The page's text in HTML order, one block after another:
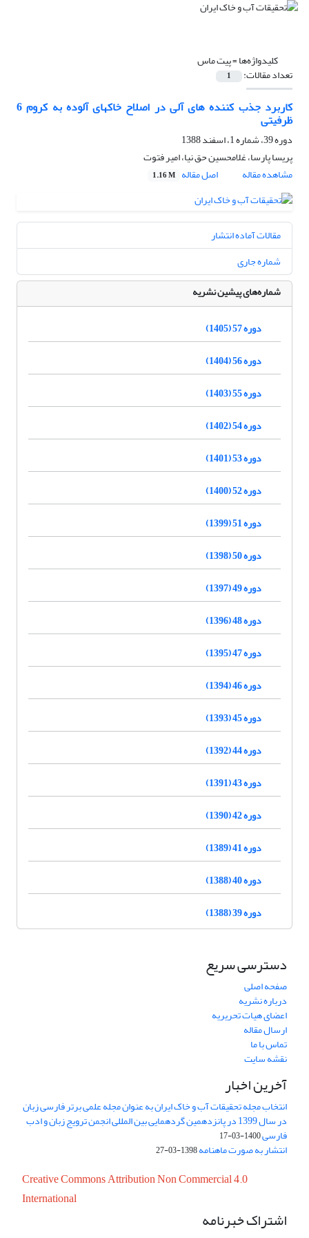
کلیدواژه‌ها =پیت ماس
تعداد مقالات: 1
کاربرد جذب کننده های آلی در اصلاح خاکهای آلوده به کروم 6
ظرفیتی
دوره 39، شماره 1، اسفند 1388
پریسا پارسا، غلامحسین حق نیا، امیر فتوت
مشاهده مقاله
اصل مقاله 1.16 M
مقالات آماده انتشار
شماره جاری
شماره‌های پیشین نشریه
دوره 57 (1405)
دوره 56 (1404)
دوره 55 (1403)
دوره 54 (1402)
دوره 53 (1401)
دوره 52 (1400)
دوره 51 (1399)
دوره 50 (1398)
دوره 49 (1397)
دوره 48 (1396)
دوره 47 (1395)
دوره 46 (1394)
دوره 45 (1393)
دوره 44 (1392)
دوره 43 (1391)
دوره 42 (1390)
دوره 41 (1389)
دوره 40 (1388)
دوره 39 (1388)
دسترسی سریع
صفحه اصلی
درباره نشریه
اعضای هیات تحریریه
ارسال مقاله
تماس با ما
نقشه سایت
آخرین اخبار
انتخاب مجله تحقیقات آب و خاک ایران به عنوان مجله علمی برتر فارسی زبان
در سال 1399 در پانزدهمین گردهمایی بین المللی انجمن ترویج زبان و ادب
فارسی1400-03-17
انتشار به صورت ماهنامه1398-03-27
Creative Commons Attribution Non Commercial 4.0
International
اشتراک خبرنامه